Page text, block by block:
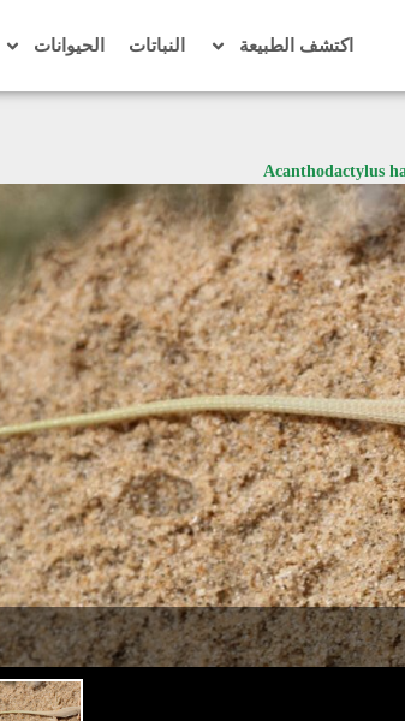
اكتشف الطبيعة النباتات الحيوانات